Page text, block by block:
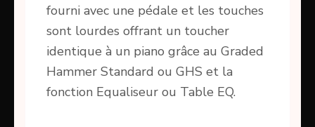
fourni avec une pédale et les touches
sont lourdes offrant un toucher
identique à un piano grâce au Graded
Hammer Standard ou GHS et la
fonction Equaliseur ou Table EQ.